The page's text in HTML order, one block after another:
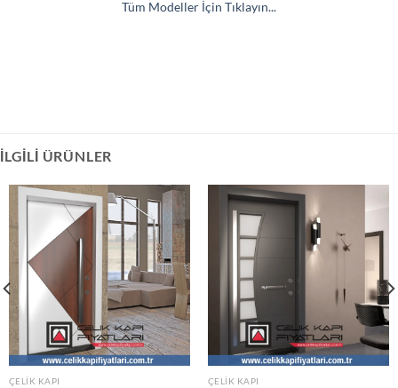
Tüm Modeller İçin Tıklayın...
İLGILI ÜRÜNLER
ÇELIK KAPI ÇELIK KAPI